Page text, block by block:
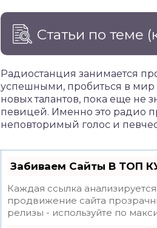
Статьи по теме
Радиостанция занимается
успешными, пробиться в мир
новых талантов, пока еще не
певицей. Именно это радио
неповторимый голос и
Забиваем Сайты В ТОП
Каждая ссылка
продвижение сайта
релизы - используйте по